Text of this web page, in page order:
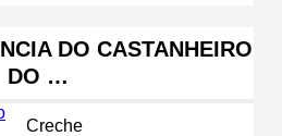
DO CASTANHEIRO
DO …
Creche